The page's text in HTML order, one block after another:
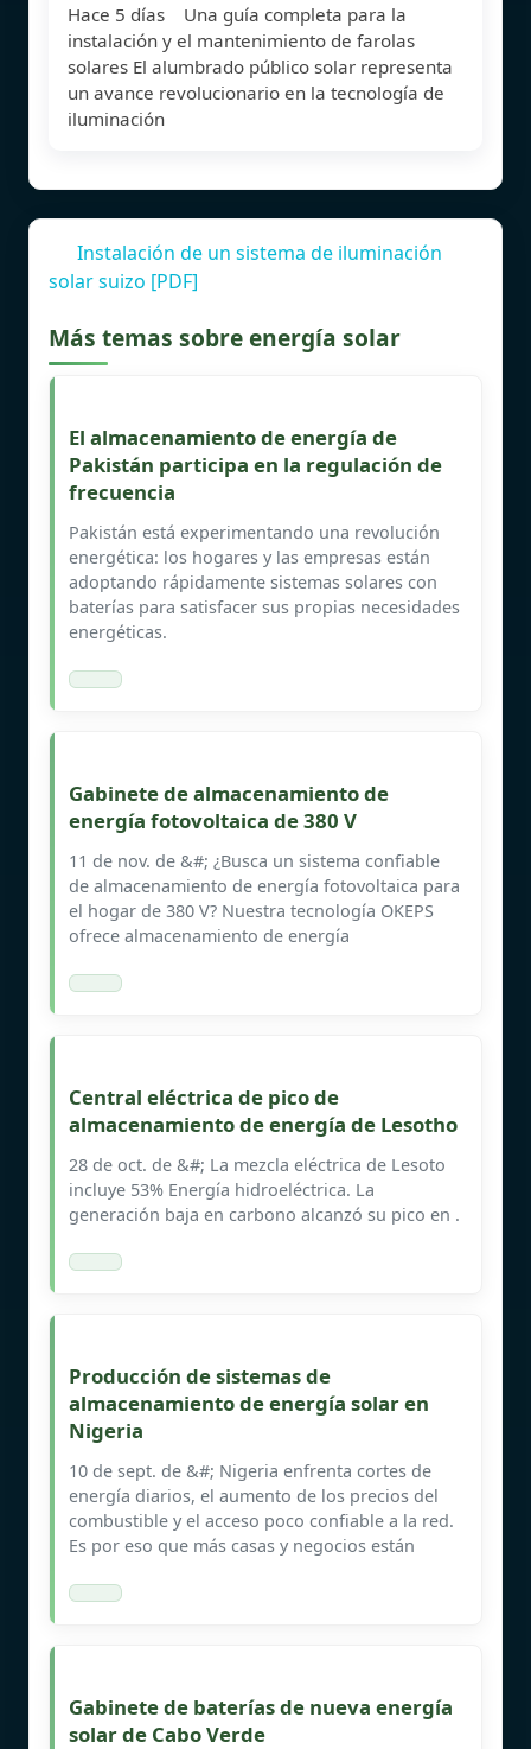
Hace 5 días Una guía completa para la
instalación y el mantenimiento de farolas
solares El alumbrado público solar representa
un avance revolucionario en la tecnología de
iluminación
Instalación de un sistema de iluminación
solar suizo [PDF]
Más temas sobre energía solar
El almacenamiento de energía de
Pakistán participa en la regulación de
frecuencia
Pakistán está experimentando una revolución
energética: los hogares y las empresas están
adoptando rápidamente sistemas solares con
baterías para satisfacer sus propias necesidades
energéticas.
Gabinete de almacenamiento de
energía fotovoltaica de 380 V
11 de nov. de &#; ¿Busca un sistema confiable
de almacenamiento de energía fotovoltaica para
el hogar de 380 V? Nuestra tecnología OKEPS
ofrece almacenamiento de energía
Central eléctrica de pico de
almacenamiento de energía de Lesotho
28 de oct. de &#; La mezcla eléctrica de Lesoto
incluye 53% Energía hidroeléctrica. La
generación baja en carbono alcanzó su pico en .
Producción de sistemas de
almacenamiento de energía solar en
Nigeria
10 de sept. de &#; Nigeria enfrenta cortes de
energía diarios, el aumento de los precios del
combustible y el acceso poco confiable a la red.
Es por eso que más casas y negocios están
Gabinete de baterías de nueva energía
solar de Cabo Verde